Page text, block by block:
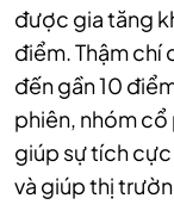
được gia tăng
điểm. Thậm
đến gần 10
phiên, nhóm
giúp sự tích
và giúp thị